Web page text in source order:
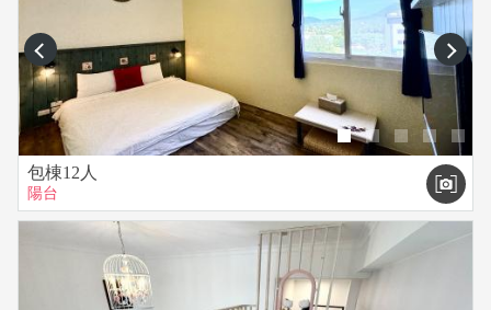
prev next
包棟12人
陽台